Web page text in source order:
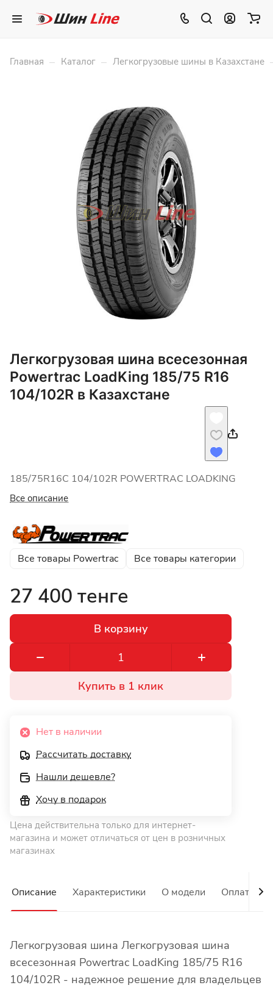
Главная – Каталог – Легкогрузовые шины в Казахстане
Легкогрузовая шина всесезонная
Powertrac LoadKing 185/75 R16
104/102R в Казахстане
185/75R16C 104/102R POWERTRAC LOADKING
Все описание
Все товары Powertrac Все товары категории
27 400 тенге
В корзину
Купить в 1 клик
Нет в наличии
Рассчитать доставку
Нашли дешевле?
Хочу в подарок
Цена действительна только для интернет-
магазина и может отличаться от цен в розничных
магазинах
Описание Характеристики О модели Оплата
Легкогрузовая шина Легкогрузовая шина
всесезонная Powertrac LoadKing 185/75 R16
104/102R - надежное решение для владельцев